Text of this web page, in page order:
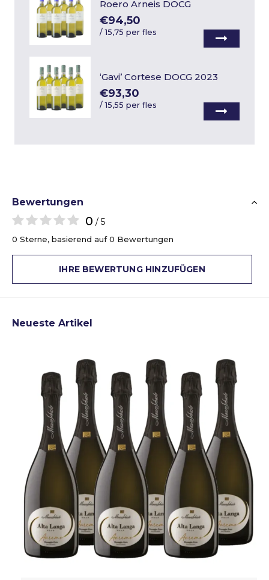
Roero Arneis DOCG
€94,50
/15,75 per fles
‘Gavi’ Cortese DOCG 2023
€93,30
/15,55 per fles
Bewertungen
0 / 5
0 Sterne, basierend auf 0 Bewertungen
IHRE BEWERTUNG HINZUFÜGEN
Neueste Artikel